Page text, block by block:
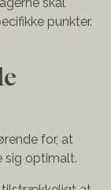
punkter.
for, at
sig optimalt.